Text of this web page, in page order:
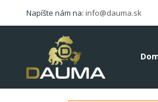
Napíšte nám na: info@dauma.sk